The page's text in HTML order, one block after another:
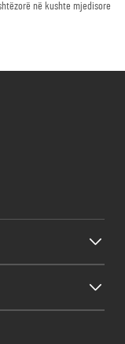
në kushte mjedisore